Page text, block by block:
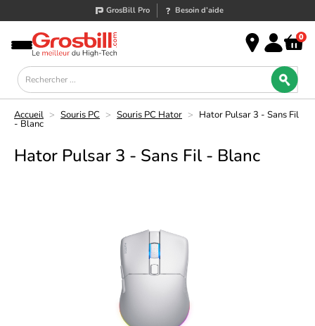
GrosBill Pro Besoin d’aide
0
Accueil > Souris PC > Souris PC Hator > Hator Pulsar 3 - Sans Fil
- Blanc
Hator Pulsar 3 - Sans Fil - Blanc